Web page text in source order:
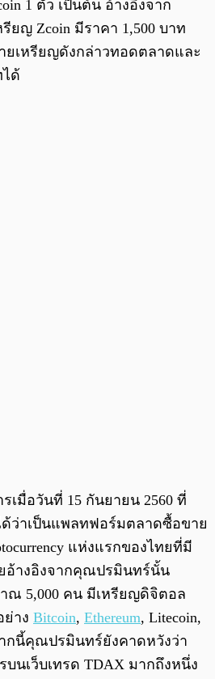
1 ตัว เป็นต้น อ้างอิงจาก
ยญ Zcoin มีราคา 1,500 บาท
ยเหรียญดังกล่าวทอดตลาดและ
ด้
เมื่อวันที่ 15 กันยายน 2560 ที่
ว่าเป็นแพลทฟอร์มตลาดซื้อขาย
แห่งแรกของไทยที่มี
อ้างอิงจากคุณปรมินทร์นั้น
ณ 5,000 คน มีเหรียญดิจิตอล
ย่าง Bitcoin, Ethereum, Litecoin,
กนี้คุณปรมินทร์ยังคาดหวังว่า
นเว็บเทรด TDAX มากถึงหนึ่ง